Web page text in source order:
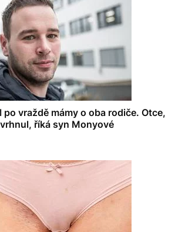
vraždě mámy o oba rodiče. Otce,
říká syn Monyové